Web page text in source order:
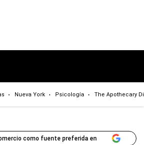
Nueva York Psicología The Apothecary
como fuente preferida en